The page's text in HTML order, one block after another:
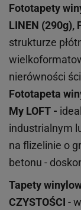
Fototapety
LINEN (290g),
strukturze
nierówności
Fototapeta
My LOFT -
industrialnym
na flizelinie o
betonu -
Tapety
CZYSTOŚCI -